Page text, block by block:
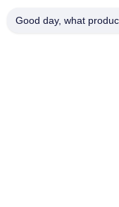
Good day, what